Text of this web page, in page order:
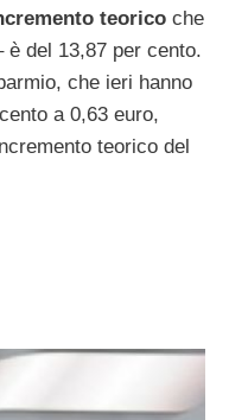
teorico che
del 13,87 per cento.
che ieri hanno
a 0,63 euro,
teorico del